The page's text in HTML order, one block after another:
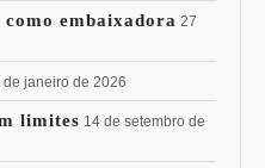
embaixadora 27
de janeiro de 2026
limites 14 de setembro de